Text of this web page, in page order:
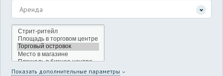
Аренда
Показать дополнительные параметры